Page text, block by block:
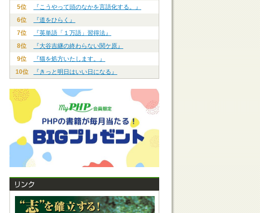
5位
『こうやって頭のなかを言語化する。』
6位
『道をひらく』
7位
『英単語「１万語」習得法』
8位
『大谷吉継の終わらない関ケ原』
9位
『猫を処方いたします。』
10位
『きっと明日はいい日になる』